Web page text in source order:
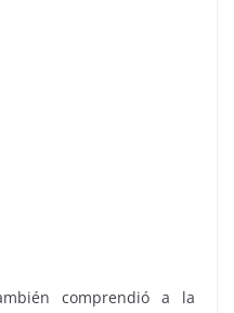
comprendió a la